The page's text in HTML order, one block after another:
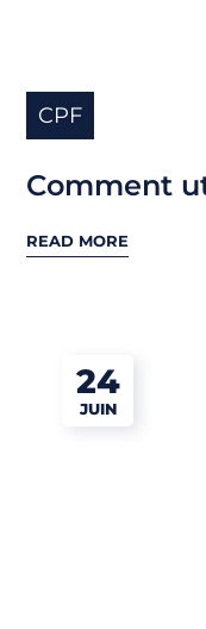
CPF
Comment
READ MORE
24
JUIN